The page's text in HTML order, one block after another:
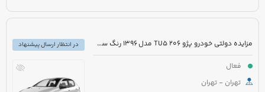
مزایده دولتی خودرو پژو 206 TU5 مدل 1396 رنگ سفید روغنی
فعال
تهران - تهران
در انتظار ارسال پیشنهاد